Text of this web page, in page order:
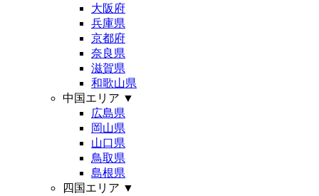
大阪府
兵庫県
京都府
奈良県
滋賀県
和歌山県
中国エリア ▼
広島県
岡山県
山口県
鳥取県
島根県
四国エリア ▼